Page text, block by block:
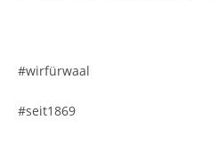
#wirfürwaal
#seit1869